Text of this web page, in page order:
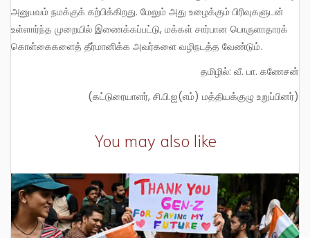
அனுபவம் நமக்குக் கற்பிக்கிறது. மேலும் அது உழைக்கும் பிரிவுகளுடன்
உள்ளார்ந்த முறையில் இணைக்கப்பட்டு, மக்கள் சார்பான பொருளாதாரக்
கொள்கைகளைத் தீர்மானிக்க அவர்களை வழிநடத்த வேண்டும்.
தமிழில்: வீ. பா. கணேசன்
(கட்டுரையாளர், சி.பி.ஐ(எம்) மத்தியக்குழு உறுப்பினர்)
You may also like